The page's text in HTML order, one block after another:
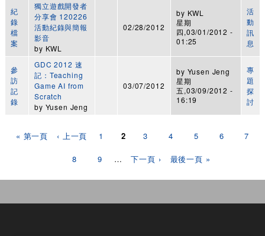
紀
錄
檔
案
獨立遊戲開發者
分享會 120226
活動紀錄與簡報
影音
by KWL
02/28/2012
by KWL
星期
四,03/01/2012 -
01:25
活
動
訊
息
參
訪
記
錄
GDC 2012 速
記：Teaching
Game AI from
Scratch
by Yusen Jeng
03/07/2012
by Yusen Jeng
星期
五,03/09/2012 -
16:19
專
題
探
討
頁面« 第一頁 ‹ 上一頁 1 2 3 4 5 6 7
8 9 … 下一頁 › 最後一頁 »